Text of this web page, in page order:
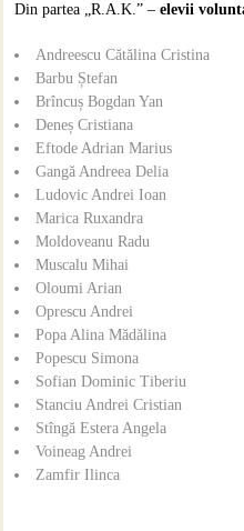
Din partea „R.A.K.” – elevii
Andreescu Cătălina Cristina
Barbu Ștefan
Brîncuș Bogdan Yan
Deneș Cristiana
Eftode Adrian Marius
Gangă Andreea Delia
Ludovic Andrei Ioan
Marica Ruxandra
Moldoveanu Radu
Muscalu Mihai
Oloumi Arian
Oprescu Andrei
Popa Alina Mădălina
Popescu Simona
Sofian Dominic Tiberiu
Stanciu Andrei Cristian
Stîngă Estera Angela
Voineag Andrei
Zamfir Ilinca